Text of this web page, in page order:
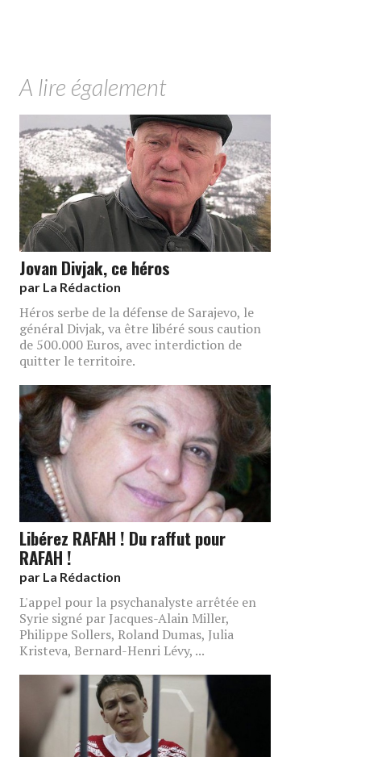
A lire également
Jovan Divjak, ce héros
par La Rédaction
Héros serbe de la défense de Sarajevo, le
général Divjak, va être libéré sous caution
de 500.000 Euros, avec interdiction de
quitter le territoire.
Libérez RAFAH ! Du raffut pour
RAFAH !
par La Rédaction
L'appel pour la psychanalyste arrêtée en
Syrie signé par Jacques-Alain Miller,
Philippe Sollers, Roland Dumas, Julia
Kristeva, Bernard-Henri Lévy, ...